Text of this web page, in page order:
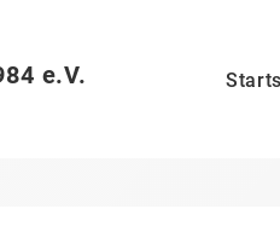
e.V.